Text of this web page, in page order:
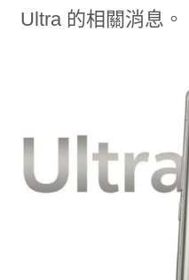
Ultra 的相關消息。